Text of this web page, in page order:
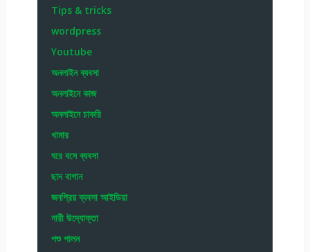
Tips & tricks
wordpress
Youtube
অনলাইন ব্যবসা
অনলাইনে কাজ
অনলাইনে চাকরি
খামার
ঘরে বসে ব্যবসা
ছাদ বাগান
জনপ্রিয় ব্যবসা আইডিয়া
নারী উদ্যোক্তা
পশু পালন